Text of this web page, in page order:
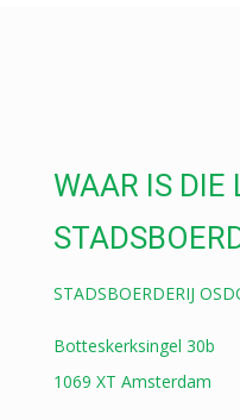
WAAR IS DIE
STADSBOERDERIJ
Botteskerksingel 30b
1069 XT Amsterdam